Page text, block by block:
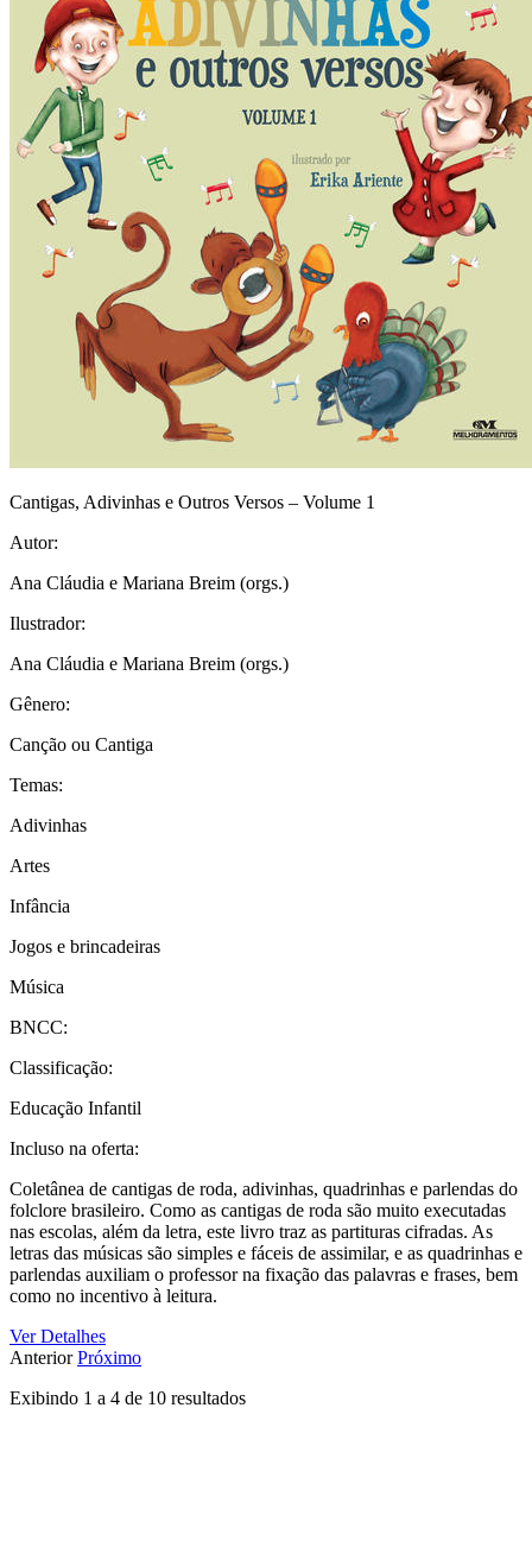
Cantigas, Adivinhas e Outros Versos – Volume 1
Autor:
Ana Cláudia e Mariana Breim (orgs.)
Ilustrador:
Ana Cláudia e Mariana Breim (orgs.)
Gênero:
Canção ou Cantiga
Temas:
Adivinhas
Artes
Infância
Jogos e brincadeiras
Música
BNCC:
Classificação:
Educação Infantil
Incluso na oferta:
Coletânea de cantigas de roda, adivinhas, quadrinhas e parlendas do
folclore brasileiro. Como as cantigas de roda são muito executadas
nas escolas, além da letra, este livro traz as partituras cifradas. As
letras das músicas são simples e fáceis de assimilar, e as quadrinhas e
parlendas auxiliam o professor na fixação das palavras e frases, bem
como no incentivo à leitura.
Ver Detalhes
AnteriorPróximo
Exibindo 1 a 4 de 10 resultados